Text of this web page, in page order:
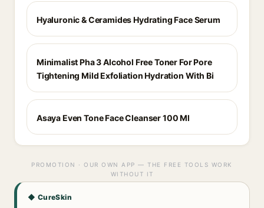
Hyaluronic & Ceramides Hydrating Face Serum
Minimalist Pha 3 Alcohol Free Toner For Pore
Tightening Mild Exfoliation Hydration With Bi
Asaya Even Tone Face Cleanser 100 Ml
PROMOTION · OUR OWN APP — THE FREE TOOLS WORK
WITHOUT IT
◆ CureSkin